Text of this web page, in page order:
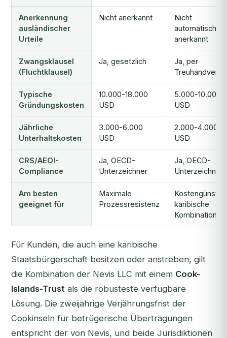
Anerkennung
ausländischer
Urteile
Nicht anerkannt
Nicht
automatisch
anerkannt
Zwangsklausel
(Fluchtklausel)
Ja, gesetzlich
Ja, per
Typische
Gründungskosten
10.000-18.000
USD
5.000-10.000
USD
Jährliche
Unterhaltskosten
3.000-6.000
USD
2.000-4.000
USD
CRS/AEOI-
Compliance
Ja, OECD-
Unterzeichner
Ja, OECD-
Unterzeichner
Am besten
geeignet für
Maximale
Prozessresistenz
karibische
Kombination
Für Kunden, die auch eine karibische
Staatsbürgerschaft besitzen oder anstreben, gilt
die Kombination der Nevis LLC mit einem Cook-
Islands-Trust als die robusteste verfügbare
Lösung. Die zweijährige Verjährungsfrist der
Cookinseln für betrügerische Übertragungen
entspricht der von Nevis, und beide Jurisdiktionen